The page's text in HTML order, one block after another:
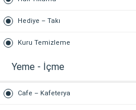
Hediye – Takı
Kuru Temizleme
Yeme - İçme
Cafe – Kafeterya